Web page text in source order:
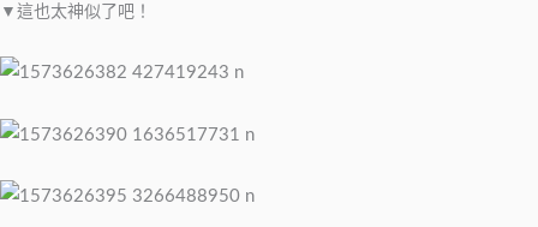
▼這也太神似了吧！